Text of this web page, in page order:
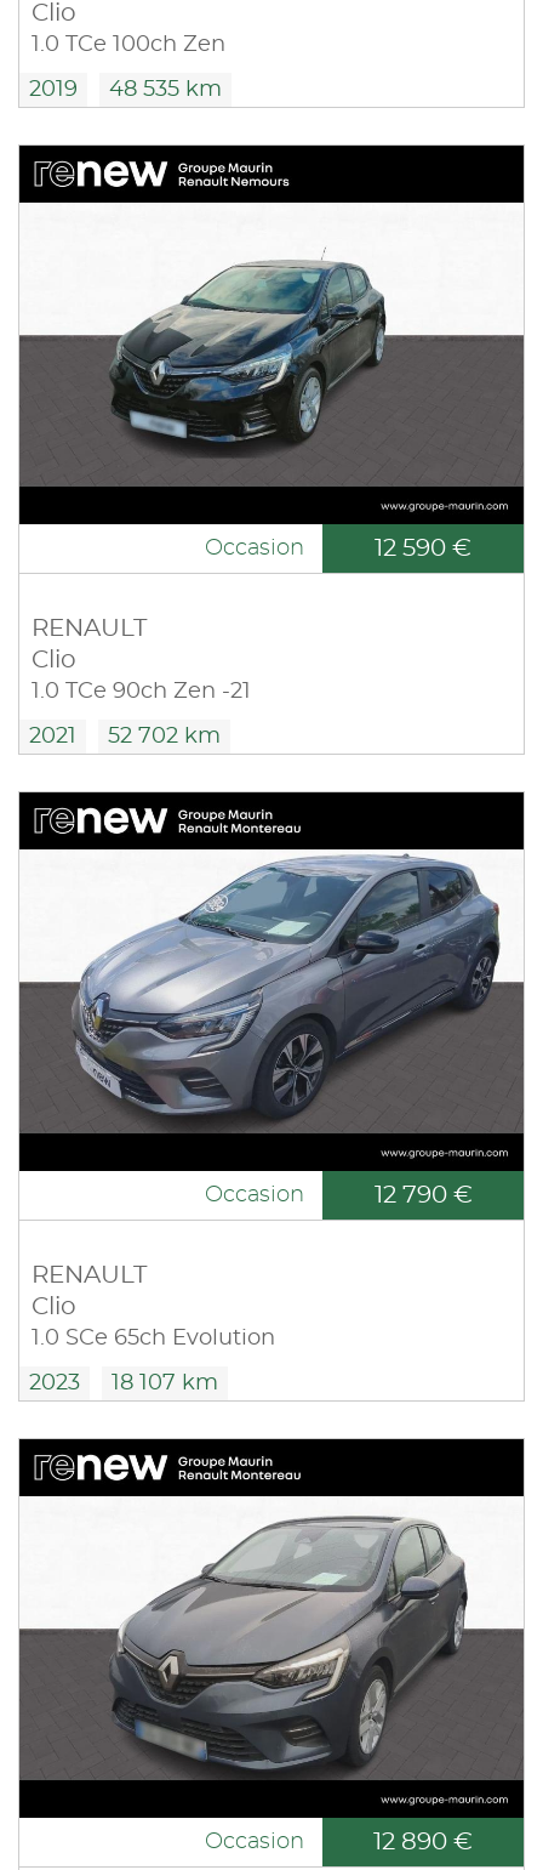
Clio
1.0 TCe 100ch Zen
2019 48 535 km
Occasion 12 590 €
RENAULT
Clio
1.0 TCe 90ch Zen -21
2021 52 702 km
Occasion 12 790 €
RENAULT
Clio
1.0 SCe 65ch Evolution
2023 18 107 km
Occasion 12 890 €